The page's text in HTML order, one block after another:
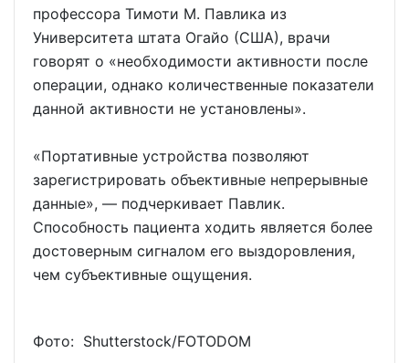
профессора Тимоти М. Павлика из
Университета штата Огайо (США), врачи
говорят о «необходимости активности после
операции, однако количественные показатели
данной активности не установлены».
«Портативные устройства позволяют
зарегистрировать объективные непрерывные
данные», — подчеркивает Павлик.
Способность пациента ходить является более
достоверным сигналом его выздоровления,
чем субъективные ощущения.
Фото: Shutterstoсk/FOTODOM